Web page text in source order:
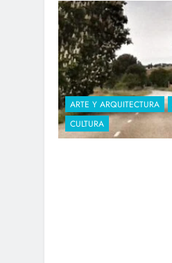
ARTE Y ARQUITECTURA
CULTURA